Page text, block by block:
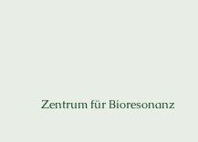
Zentrum für Bioresonanz